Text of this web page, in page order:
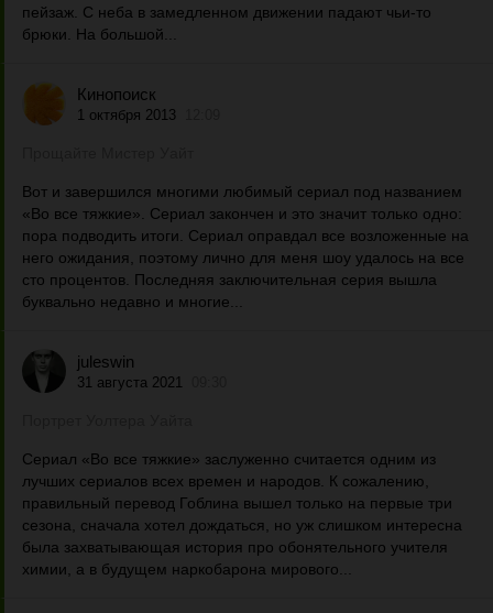
пейзаж. С неба в замедленном движении падают чьи-то
брюки. На большой...
Кинопоиск
1 октября 2013
Вот и завершился многими любимый сериал под названием
«Во все тяжкие». Сериал закончен и это значит только одно:
пора подводить итоги. Сериал оправдал все возложенные на
него ожидания, поэтому лично для меня шоу удалось на все
сто процентов. Последняя заключительная серия вышла
буквально недавно и многие...
juleswin
31 августа 2021
Сериал «Во все тяжкие» заслуженно считается одним из
лучших сериалов всех времен и народов. К сожалению,
правильный перевод Гоблина вышел только на первые три
сезона, сначала хотел дождаться, но уж слишком интересна
была захватывающая история про обонятельного учителя
химии, а в будущем наркобарона мирового...